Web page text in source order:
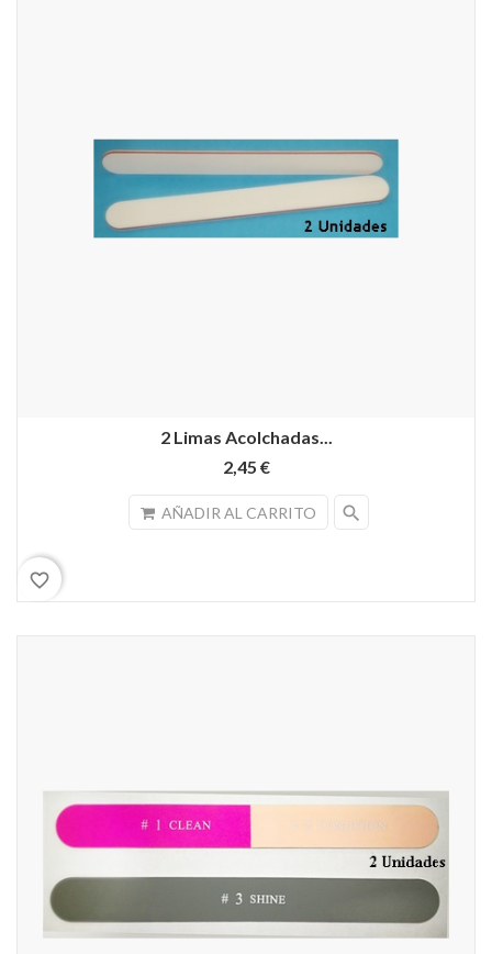
2 Limas Acolchadas...
2,45 €
AÑADIR AL CARRITO search
favorite_border